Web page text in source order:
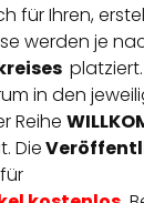
für Ihren,
werden je
in den
Reihe
Die